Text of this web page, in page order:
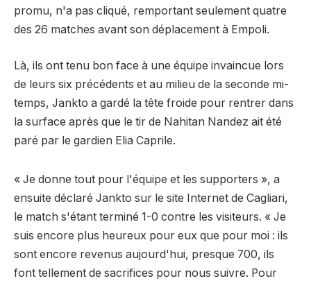
promu, n'a pas cliqué, remportant seulement quatre
des 26 matches avant son déplacement à Empoli.
Là, ils ont tenu bon face à une équipe invaincue lors
de leurs six précédents et au milieu de la seconde mi-
temps, Jankto a gardé la tête froide pour rentrer dans
la surface après que le tir de Nahitan Nandez ait été
paré par le gardien Elia Caprile.
« Je donne tout pour l'équipe et les supporters », a
ensuite déclaré Jankto sur le site Internet de Cagliari,
le match s'étant terminé 1-0 contre les visiteurs. « Je
suis encore plus heureux pour eux que pour moi : ils
sont encore revenus aujourd'hui, presque 700, ils
font tellement de sacrifices pour nous suivre. Pour